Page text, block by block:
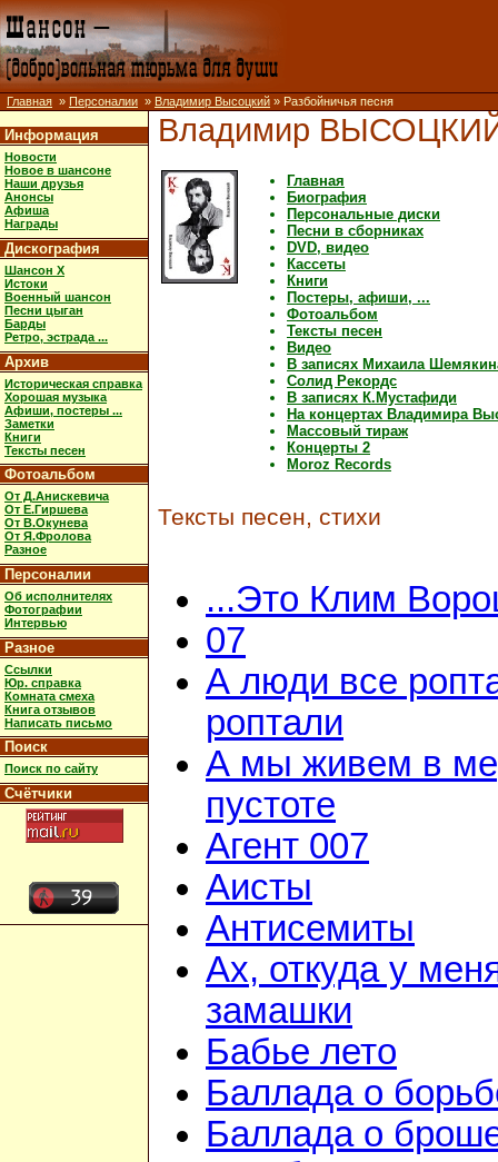
Главная » Персоналии » Владимир Высоцкий » Разбойничья песня
Информация
Новости
Новое в шансоне
Наши друзья
Анонсы
Афиша
Награды
Дискография
Шансон X
Истоки
Военный шансон
Песни цыган
Барды
Ретро, эстрада ...
Архив
Историческая справка
Хорошая музыка
Афиши, постеры ...
Заметки
Книги
Тексты песен
Фотоальбом
От Д.Анискевича
От Е.Гиршева
От В.Окунева
От Я.Фролова
Разное
Персоналии
Об исполнителях
Фотографии
Интервью
Разное
Ссылки
Юр. справка
Комната смеха
Книга отзывов
Написать письмо
Поиск
Поиск по сайту
Счётчики
Владимир
Главная
Биография
Персональные диски
Песни в сборниках
DVD, видео
Кассеты
Книги
Постеры, афиши, ...
Фотоальбом
Тексты песен
Видео
В записях Михаила
Солид Рекордс
В записях К.Мустафиди
На концертах Владимира
Массовый тираж
Концерты 2
Moroz Records
Тексты песен, стихи
...Это Клим
07
А люди все
роптали
А мы живем в
пустоте
Агент 007
Аисты
Антисемиты
Ах, откуда у
замашки
Бабье лето
Баллада о
Баллада о